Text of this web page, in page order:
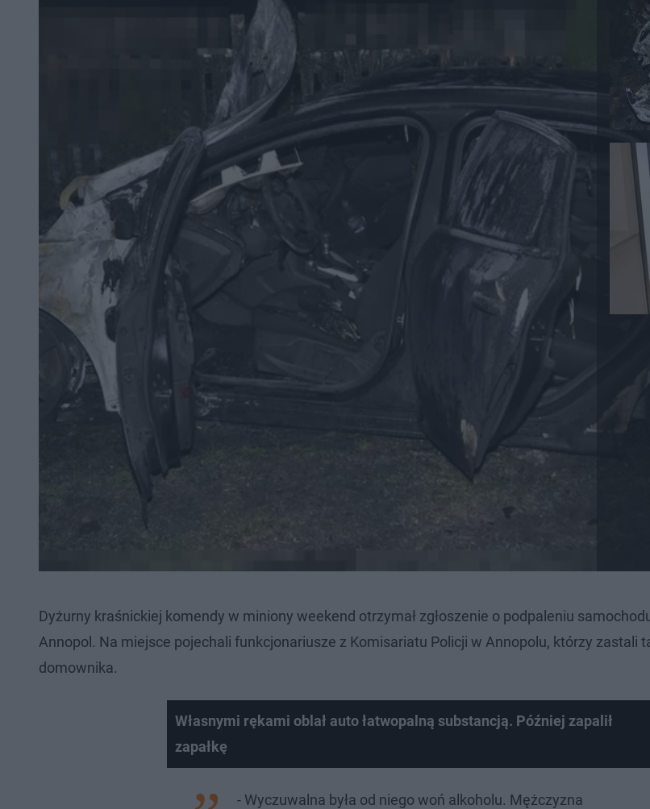
Dyżurny kraśnickiej komendy w miniony weekend otrzymał zgłoszenie o podpaleniu
Annopol. Na miejsce pojechali funkcjonariusze z Komisariatu Policji w Annopolu, którzy zastali
domownika.
Własnymi rękami oblał auto łatwopalną substancją. Później zapalił
zapałkę
- Wyczuwalna była od niego woń alkoholu. Mężczyzna